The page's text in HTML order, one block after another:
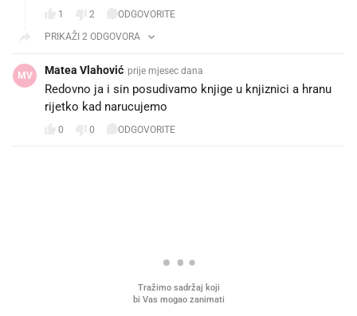
1 2
ODGOVORITE
PRIKAŽI 2 ODGOVORA
MV Matea Vlahović prije mjesec dana
Redovno ja i sin posudivamo knjige u knjiznici a hranu
rijetko kad narucujemo
0 0 ODGOVORITE